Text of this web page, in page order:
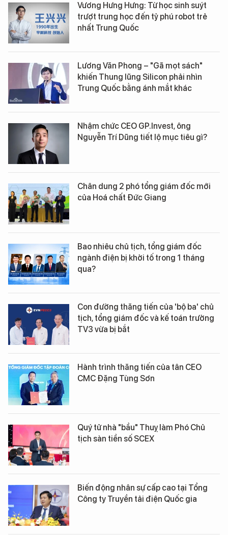
Vương Hưng Hưng: Từ học sinh suýt
trượt trung học đến tỷ phú robot trẻ
nhất Trung Quốc
Lương Văn Phong – "Gã mọt sách"
khiến Thung lũng Silicon phải nhìn
Trung Quốc bằng ánh mắt khác
Nhậm chức CEO GP.Invest, ông
Nguyễn Trí Dũng tiết lộ mục tiêu gì?
Chân dung 2 phó tổng giám đốc mới
của Hoá chất Đức Giang
Bao nhiêu chủ tịch, tổng giám đốc
ngành điện bị khởi tố trong 1 tháng
qua?
Con đường thăng tiến của 'bộ ba' chủ
tịch, tổng giám đốc và kế toán trưởng
TV3 vừa bị bắt
Hành trình thăng tiến của tân CEO
CMC Đặng Tùng Sơn
Quý tử nhà "bầu" Thuỵ làm Phó Chủ
tịch sàn tiền số SCEX
Biến động nhân sự cấp cao tại Tổng
Công ty Truyền tải điện Quốc gia